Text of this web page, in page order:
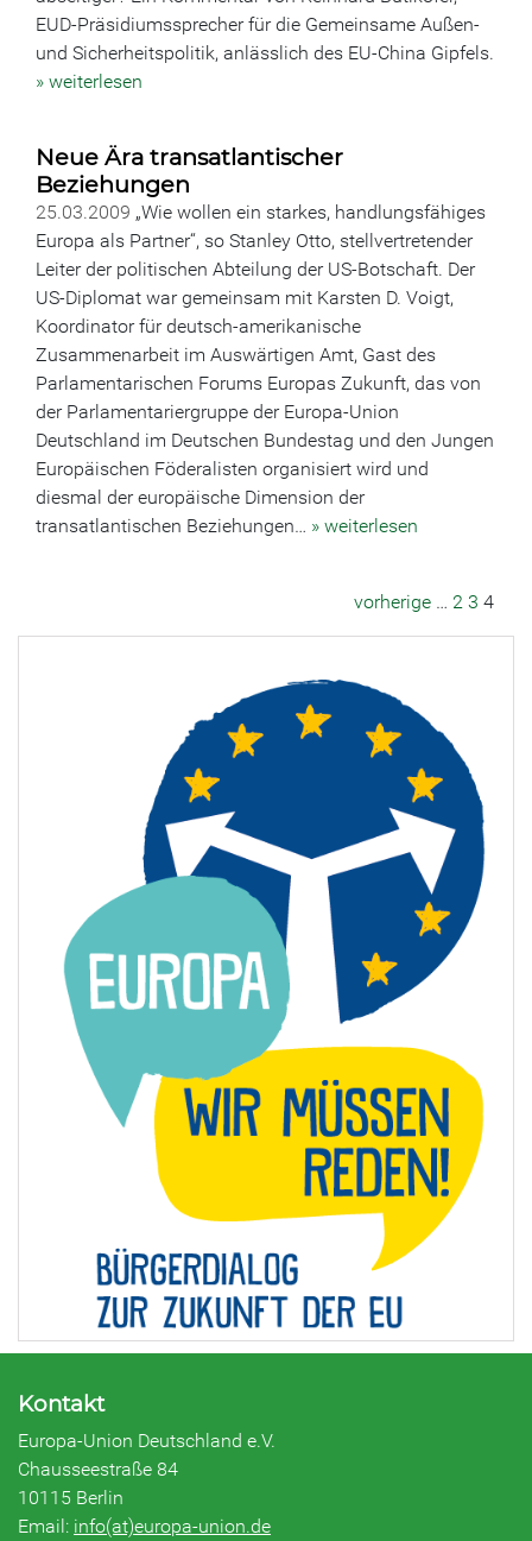
EUD-Präsidiumssprecher für die Gemeinsame Außen-
und Sicherheitspolitik, anlässlich des EU-China Gipfels.
» weiterlesen
Neue Ära transatlantischer
Beziehungen
25.03.2009 „Wie wollen ein starkes, handlungsfähiges
Europa als Partner“, so Stanley Otto, stellvertretender
Leiter der politischen Abteilung der US-Botschaft. Der
US-Diplomat war gemeinsam mit Karsten D. Voigt,
Koordinator für deutsch-amerikanische
Zusammenarbeit im Auswärtigen Amt, Gast des
Parlamentarischen Forums Europas Zukunft, das von
der Parlamentariergruppe der Europa-Union
Deutschland im Deutschen Bundestag und den Jungen
Europäischen Föderalisten organisiert wird und
diesmal der europäische Dimension der
transatlantischen Beziehungen… » weiterlesen
vorherige … 2 3 4
Kontakt
Europa-Union Deutschland e.V.
Chausseestraße 84
10115 Berlin
Email: info(at)europa-union.de